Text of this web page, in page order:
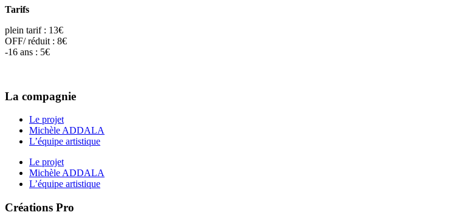
Tarifs
plein tarif : 13€
OFF/ réduit : 8€
-16 ans : 5€
La compagnie
Le projet
Michèle ADDALA
L’équipe artistique
Le projet
Michèle ADDALA
L’équipe artistique
Créations Pro